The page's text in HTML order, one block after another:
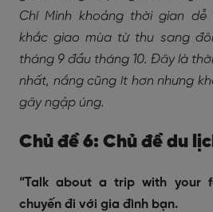
Chí Minh khoảng thời gian dễ
khắc giao mùa từ thu sang
tháng 9 đầu tháng 10. Đây là
nhất, nắng cũng ít hơn nhưng
gây ngập úng.
Chủ đề 6: Chủ đề du
“Talk about a trip with your
chuyến đi với gia đình bạn.